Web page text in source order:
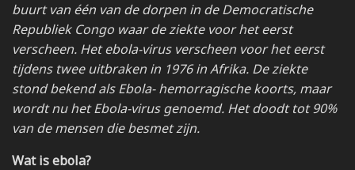
buurt van één van de dorpen in de Democratische
Republiek Congo waar de ziekte voor het eerst
verscheen. Het ebola-virus verscheen voor het eerst
tijdens twee uitbraken in 1976 in Afrika. De ziekte
stond bekend als Ebola- hemorragische koorts, maar
wordt nu het Ebola-virus genoemd. Het doodt tot 90%
van de mensen die besmet zijn.
Wat is ebola?